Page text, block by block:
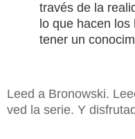
través de la
lo que hacen
tener un
Leed a Bronowski.
ved la serie. Y